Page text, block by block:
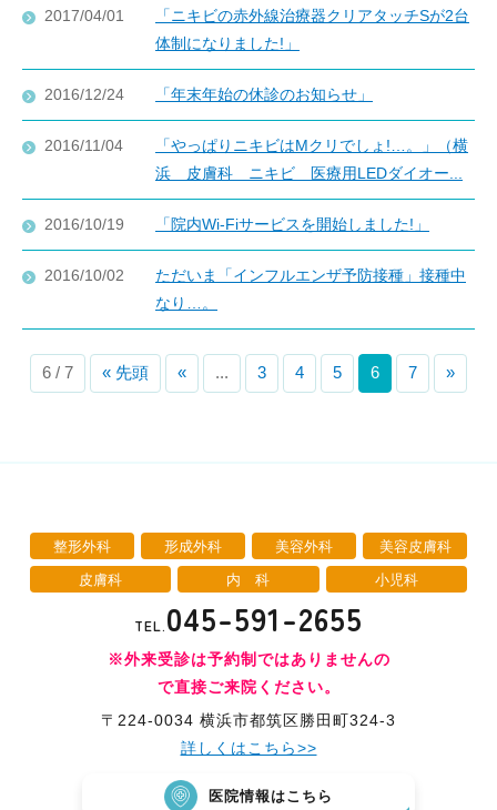
2017/04/01
「ニキビの赤外線治療器クリアタッチSが2台
体制になりました!」
2016/12/24 「年末年始の休診のお知らせ」
2016/11/04
「やっぱりニキビはMクリでしょ!…。」（横
浜 皮膚科 ニキビ 医療用LEDダイオー...
2016/10/19 「院内Wi-Fiサービスを開始しました!」
2016/10/02
ただいま「インフルエンザ予防接種」接種中
なり…。
6 / 7 « 先頭 « ... 3 4 5 6 7 »
整形外科 形成外科 美容外科
美容皮膚科
皮膚科
内 科 小児科
TEL.045-591-2655
※外来受診は予約制ではありませんの
で直接ご来院ください。
〒224-0034 横浜市都筑区勝田町324-3
詳しくはこちら>>
医院情報はこちら